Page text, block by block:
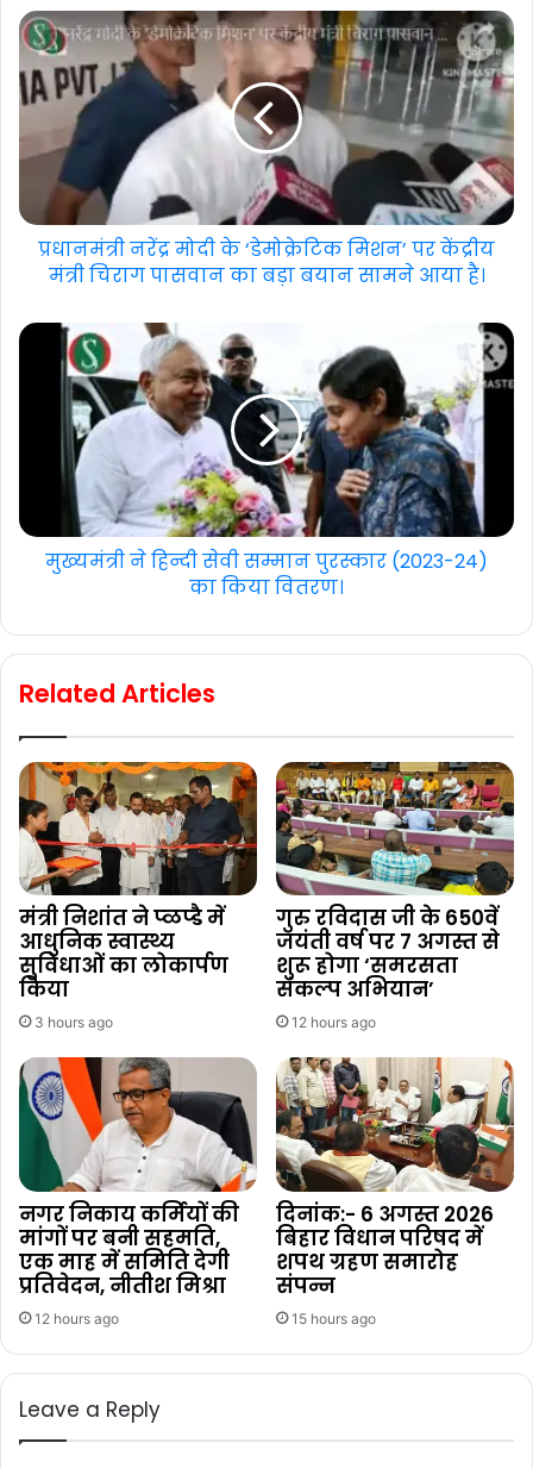
प्रधानमंत्री नरेंद्र मोदी के ‘डेमोक्रेटिक मिशन’ पर केंद्रीय
मंत्री चिराग पासवान का बड़ा बयान सामने आया है।
मुख्यमंत्री ने हिन्दी सेवी सम्मान पुरस्कार (2023-24)
का किया वितरण।
Related Articles
मंत्री निशांत ने प्ळप्डै में
आधुनिक स्वास्थ्य
सुविधाओं का लोकार्पण
किया
3 hours ago
गुरु रविदास जी के 650वें
जयंती वर्ष पर 7 अगस्त से
शुरू होगा ‘समरसता
संकल्प अभियान’
12 hours ago
नगर निकाय कर्मियों की
मांगों पर बनी सहमति,
एक माह में समिति देगी
प्रतिवेदन, नीतीश मिश्रा
12 hours ago
दिनांक:- 6 अगस्त 2026
बिहार विधान परिषद में
शपथ ग्रहण समारोह
संपन्न
15 hours ago
Leave a Reply